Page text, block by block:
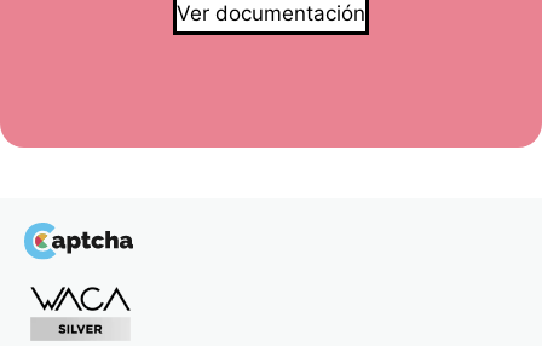
Ver documentación